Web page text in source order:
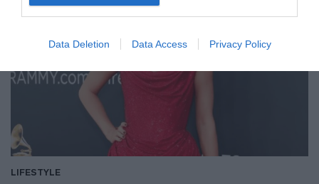
Data Deletion Data Access Privacy Policy
LIFESTYLE